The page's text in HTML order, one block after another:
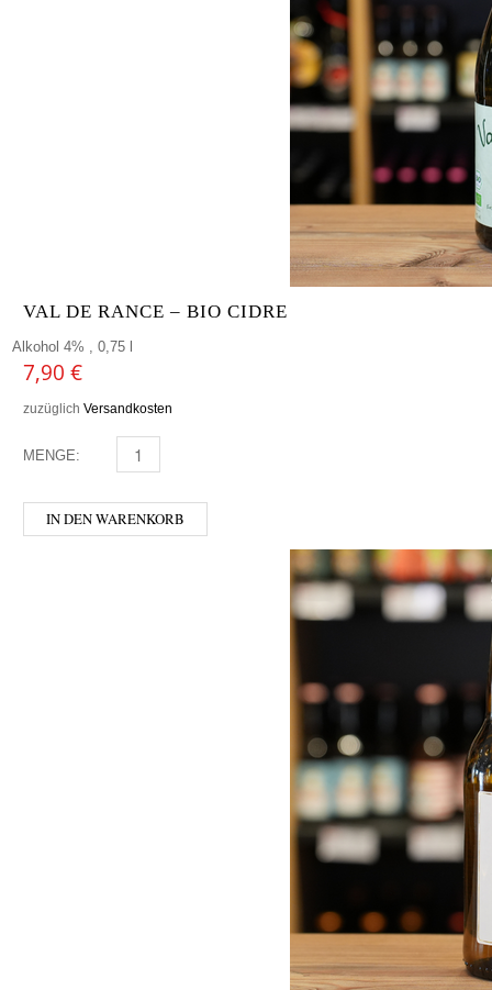
VAL DE RANCE – BIO CIDRE
Alkohol 4% , 0,75 l
7,90 €
zuzüglich Versandkosten
MENGE: VAL DE RANCE - BIO CIDRE MENGE
IN DEN WARENKORB